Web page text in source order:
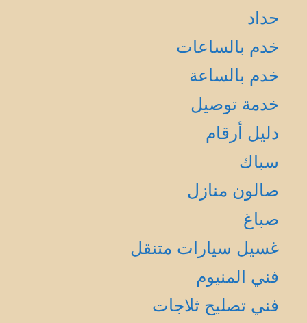
حداد
خدم بالساعات
خدم بالساعة
خدمة توصيل
دليل أرقام
سباك
صالون منازل
صباغ
غسيل سيارات متنقل
فني المنيوم
فني تصليح ثلاجات